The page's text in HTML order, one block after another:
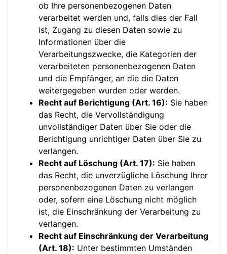
ob Ihre personenbezogenen Daten
verarbeitet werden und, falls dies der Fall
ist, Zugang zu diesen Daten sowie zu
Informationen über die
Verarbeitungszwecke, die Kategorien der
verarbeiteten personenbezogenen Daten
und die Empfänger, an die die Daten
weitergegeben wurden oder werden.
Recht auf Berichtigung (Art. 16): Sie haben
das Recht, die Vervollständigung
unvollständiger Daten über Sie oder die
Berichtigung unrichtiger Daten über Sie zu
verlangen.
Recht auf Löschung (Art. 17): Sie haben
das Recht, die unverzügliche Löschung Ihrer
personenbezogenen Daten zu verlangen
oder, sofern eine Löschung nicht möglich
ist, die Einschränkung der Verarbeitung zu
verlangen.
Recht auf Einschränkung der Verarbeitung
(Art. 18): Unter bestimmten Umständen